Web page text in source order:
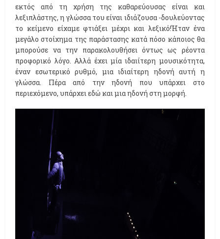
εκτός από τη χρήση της καθαρεύουσας είναι και
λεξιπλάστης, η γλώσσα του είναι ιδιάζουσα -δουλεύοντας
το κείμενο είχαμε φτιάξει μέχρι και λεξικό!Ήταν ένα
μεγάλο στοίχημα της παράστασης κατά πόσο κάποιος θα
μπορούσε να την παρακολουθήσει όντως ως ρέοντα
προφορικό λόγο. Αλλά έχει μία ιδαιίτερη μουσικότητα,
έναν εσωτερικό ρυθμό, μια ιδιαίτερη ηδονή αυτή η
γλώσσα. Πέρα από την ηδονή που υπάρχει στο
περιεχόμενο, υπάρχει εδώ και μια ηδονή στη μορφή.